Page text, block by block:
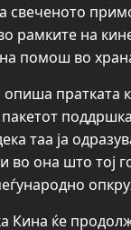
свеченото
рамките на
помош во
опиша пратката
таа ја
во она што тој
Кина ќе